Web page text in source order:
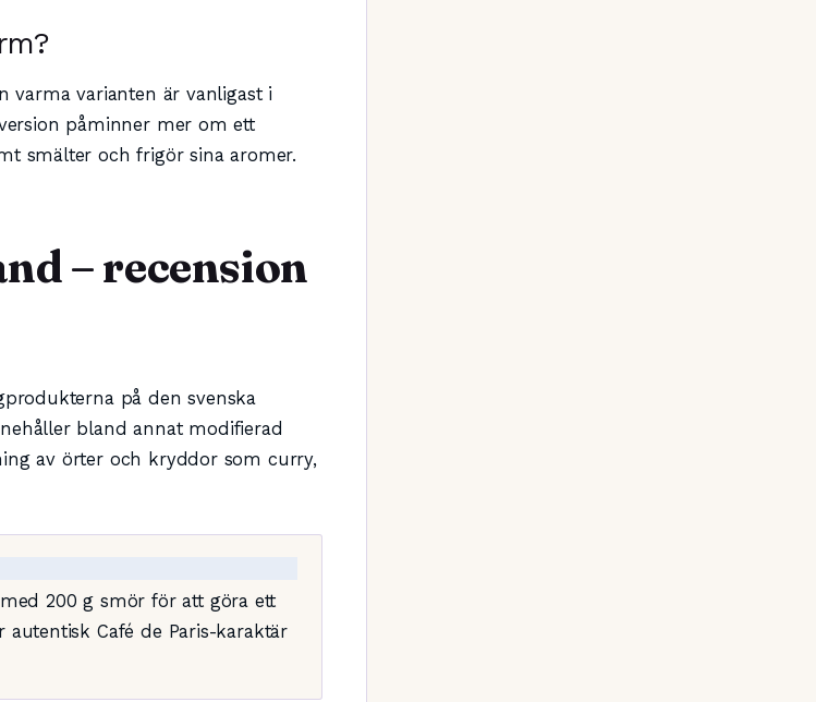
varma varianten är vanligast i
påminner mer om ett
smälter och frigör sina aromer.
– recension
på den svenska
bland annat modifierad
av örter och kryddor som curry,
200 g smör för att göra ett
Café de Paris-karaktär